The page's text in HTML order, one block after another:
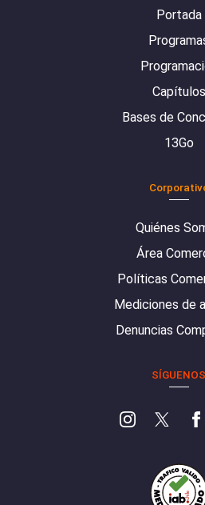
Portada
Capítulos
Bases de
13Go
Quiénes
Área
Políticas
Mediciones de
Denuncias
SÍGUENOS